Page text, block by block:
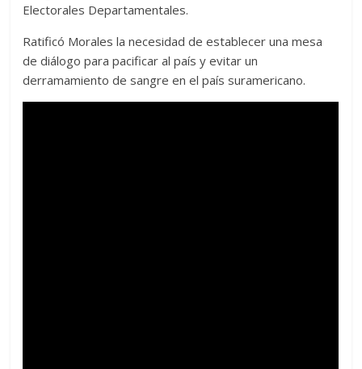
Electorales Departamentales.
Ratificó Morales la necesidad de establecer una mesa
de diálogo para pacificar al país y evitar un
derramamiento de sangre en el país suramericano.